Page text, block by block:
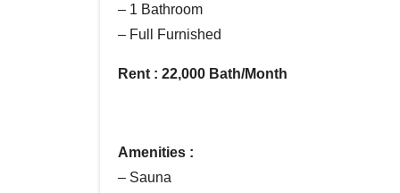
– 1 Bathroom
– Full Furnished
Rent : 22,000 Bath/Month
Amenities :
– Sauna